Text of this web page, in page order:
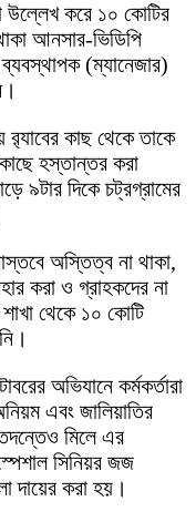
উল্লেখ করে ১০ কোটির
আনসার-ভিডিপি
(ম্যানেজার)
কাছ থেকে তাকে
হস্তান্তর করা
৯টার দিকে চট্রগ্রামের
অস্তিত্ব না থাকা,
করা ও গ্রাহকদের না
থেকে ১০ কোটি
অভিযানে কর্মকর্তারা
এবং জালিয়াতির
মিলে এর
সিনিয়র জজ
দায়ের করা হয়।